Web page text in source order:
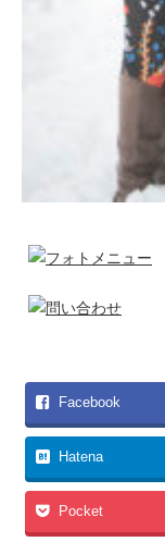
Facebook
Hatena
Pocket